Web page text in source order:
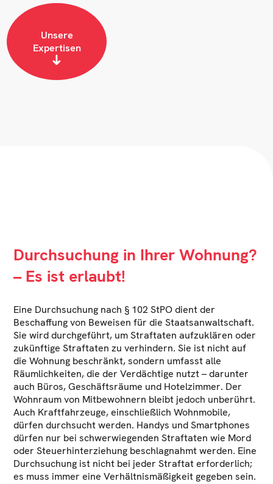
Unsere
Expertisen
Durchsuchung in Ihrer Wohnung?
– Es ist erlaubt!
Eine Durchsuchung nach § 102 StPO dient der
Beschaffung von Beweisen für die Staatsanwaltschaft.
Sie wird durchgeführt, um Straftaten aufzuklären oder
zukünftige Straftaten zu verhindern. Sie ist nicht auf
die Wohnung beschränkt, sondern umfasst alle
Räumlichkeiten, die der Verdächtige nutzt – darunter
auch Büros, Geschäftsräume und Hotelzimmer. Der
Wohnraum von Mitbewohnern bleibt jedoch unberührt.
Auch Kraftfahrzeuge, einschließlich Wohnmobile,
dürfen durchsucht werden. Handys und Smartphones
dürfen nur bei schwerwiegenden Straftaten wie Mord
oder Steuerhinterziehung beschlagnahmt werden. Eine
Durchsuchung ist nicht bei jeder Straftat erforderlich;
es muss immer eine Verhältnismäßigkeit gegeben sein.